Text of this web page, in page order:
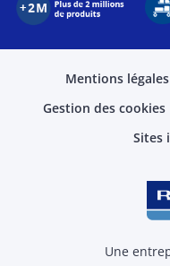
Mentions légales
Gestion des cookies
Sites
Une